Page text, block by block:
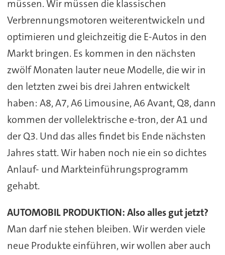
müssen. Wir müssen die klassischen
Verbrennungsmotoren weiterentwickeln und
optimieren und gleichzeitig die E-Autos in den
Markt bringen. Es kommen in den nächsten
zwölf Monaten lauter neue Modelle, die wir in
den letzten zwei bis drei Jahren entwickelt
haben: A8, A7, A6 Limousine, A6 Avant, Q8, dann
kommen der vollelektrische e-tron, der A1 und
der Q3. Und das alles findet bis Ende nächsten
Jahres statt. Wir haben noch nie ein so dichtes
Anlauf- und Markteinführungsprogramm
gehabt.
AUTOMOBIL PRODUKTION: Also alles gut jetzt?
Man darf nie stehen bleiben. Wir werden viele
neue Produkte einführen, wir wollen aber auch